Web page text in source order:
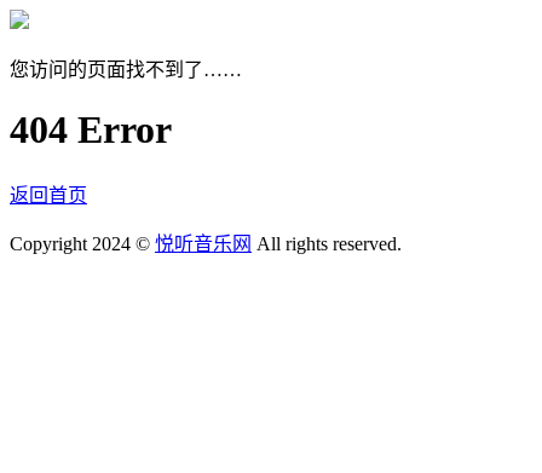
您访问的页面找不到了……
404 Error
返回首页
Copyright 2024 © 悦听音乐网 All rights reserved.